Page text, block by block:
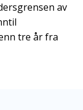
av
tre år fra